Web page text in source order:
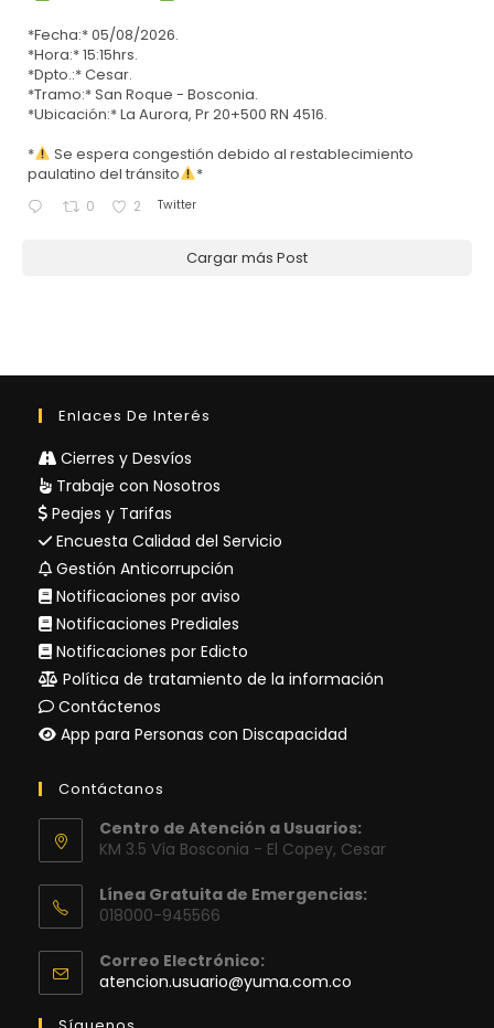
*Fecha:* 05/08/2026.
*Hora:* 15:15hrs.
*Dpto.:* Cesar.
*Tramo:* San Roque - Bosconia.
*Ubicación:* La Aurora, Pr 20+500 RN 4516.
*
Se espera congestión debido al restablecimiento
paulatino del tránsito
*
0 2 Twitter
Cargar más Post
Enlaces De Interés
Cierres y Desvíos
Trabaje con Nosotros
Peajes y Tarifas
Encuesta Calidad del Servicio
Gestión Anticorrupción
Notificaciones por aviso
Notificaciones Prediales
Notificaciones por Edicto
Política de tratamiento de la información
Contáctenos
App para Personas con Discapacidad
Contáctanos
Centro de Atención a Usuarios:
KM 3.5 Vía Bosconia - El Copey, Cesar
Línea Gratuita de Emergencias:
018000-945566
Correo Electrónico:
atencion.usuario@yuma.com.co